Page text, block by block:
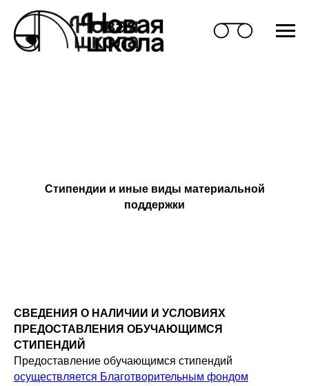
Стипендии и иные виды материальной
поддержки
СВЕДЕНИЯ О НАЛИЧИИ И УСЛОВИЯХ
ПРЕДОСТАВЛЕНИЯ ОБУЧАЮЩИМСЯ
СТИПЕНДИЙ
Предоставление обучающимся стипендий
осуществляется Благотворительным фондом